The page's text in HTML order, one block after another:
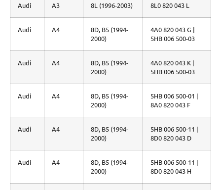
Audi A3 8L (1996-2003) 8L0 820 043 L
Audi A4
8D, B5 (1994-
2000)
4A0 820 043 G |
5HB 006 500-03
Audi A4
8D, B5 (1994-
2000)
4A0 820 043 K |
5HB 006 500-03
Audi A4
8D, B5 (1994-
2000)
5HB 006 500-01 |
8A0 820 043 F
Audi A4
8D, B5 (1994-
2000)
5HB 006 500-11 |
8D0 820 043 D
Audi A4
8D, B5 (1994-
2000)
5HB 006 500-11 |
8D0 820 043 H